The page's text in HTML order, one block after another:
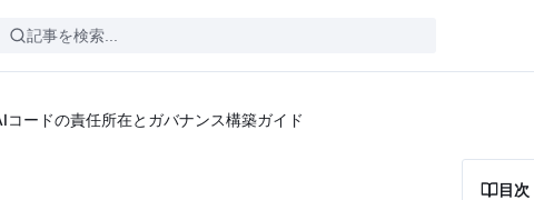
ードの責任所在とガバナンス構築ガイド
目次